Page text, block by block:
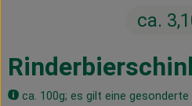
Über uns
ca. 100g; es gilt eine
ca.